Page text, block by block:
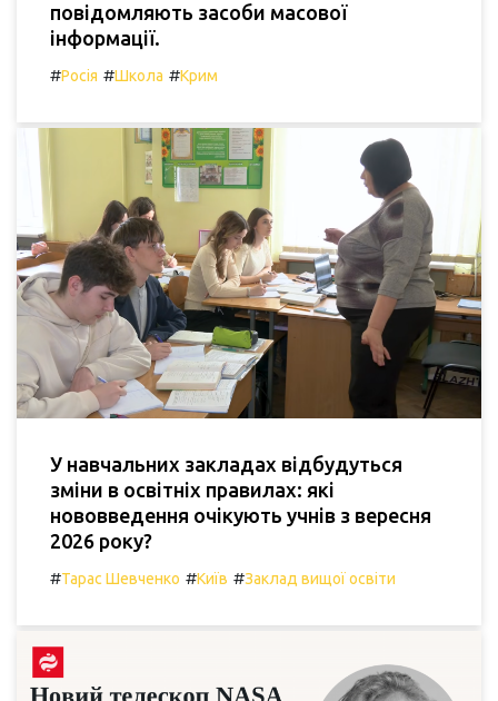
повідомляють засоби масової
інформації.
#Росія #Школа #Крим
У навчальних закладах відбудуться
зміни в освітніх правилах: які
нововведення очікують учнів з вересня
2026 року?
#Тарас Шевченко #Київ #Заклад вищої освіти